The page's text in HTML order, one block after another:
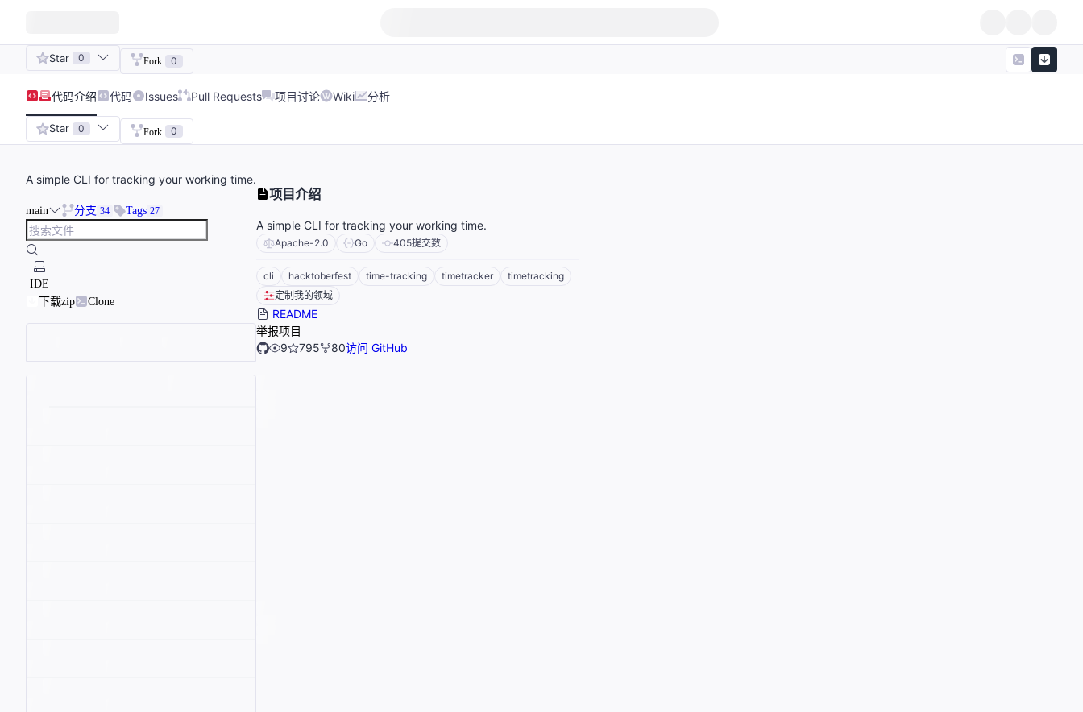
Star 0 Fork 0
代码介绍 代码 Issues Pull Requests 项目讨论 Wiki 分析
Star 0 Fork 0
A simple CLI for tracking your working time.
main 分支 34 Tags 27
IDE
下载zip
Clone
项目介绍
A simple CLI for tracking your working time.
Apache-2.0 Go 405提交数
cli hacktoberfest time-tracking timetracker
timetracking
定制我的领域
README
举报项目
9
795 80访问 GitHub